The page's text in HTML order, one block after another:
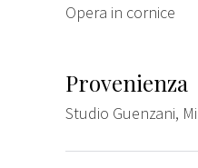
Opera in cornice
Provenienza
Studio Guenzani,